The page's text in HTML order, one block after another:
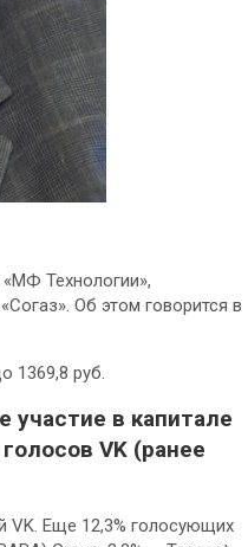
Технологии»,
Об этом говорится в
1369,8 руб.
участие в капитале
VK (ранее
VK. Еще 12,3% голосующих